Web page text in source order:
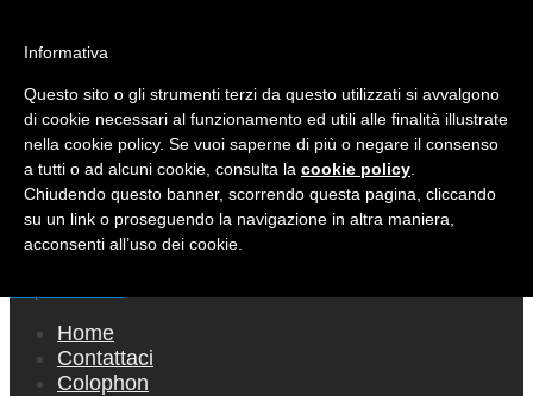
Mondo Italiano nel Mondo
LE INTERVISTE SONO AGLI ITALIANI CHE
RICOPRONO RUOLI ISTITUZIONALI, A
QUELLI CHE RAPPRESENTANO LA SOCIETÀ E
A CHI È UN "COMUNE CITTADINO" ...
PER TUTTO QUESTO SIAMO "ORGOGLIOSI
DI ESSERE ITALIANI"
Home
Contattaci
Colophon
Informativa
Questo sito o gli strumenti terzi da questo utilizzati si avvalgono
di cookie necessari al funzionamento ed utili alle finalità illustrate
nella cookie policy. Se vuoi saperne di più o negare il consenso
a tutti o ad alcuni cookie, consulta la cookie policy
Chiudendo questo banner, scorrendo questa pagina, cliccando
su un link o proseguendo la navigazione in altra maniera,
acconsenti all’uso dei cookie.